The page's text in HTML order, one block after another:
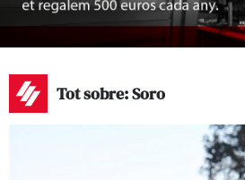
Tot sobre: Soro